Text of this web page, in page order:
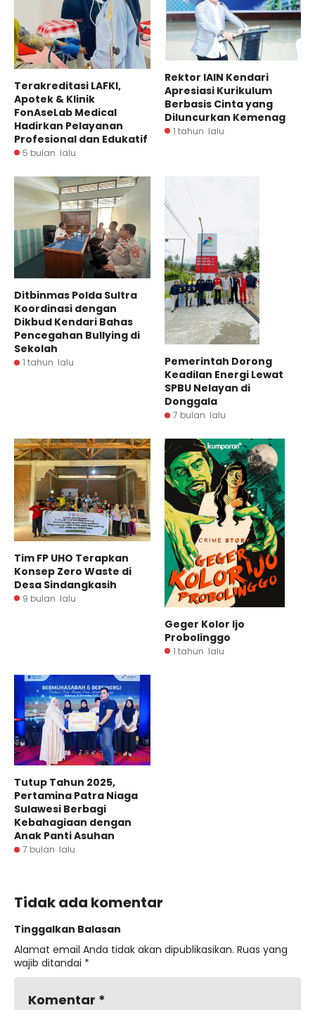
Terakreditasi LAFKI,
Apotek & Klinik
FonAseLab Medical
Hadirkan Pelayanan
Profesional dan Edukatif
5 bulan lalu
Rektor IAIN Kendari
Apresiasi Kurikulum
Berbasis Cinta yang
Diluncurkan Kemenag
1 tahun lalu
Ditbinmas Polda Sultra
Koordinasi dengan
Dikbud Kendari Bahas
Pencegahan Bullying di
Sekolah
1 tahun lalu
Pemerintah Dorong
Keadilan Energi Lewat
SPBU Nelayan di
Donggala
7 bulan lalu
Tim FP UHO Terapkan
Konsep Zero Waste di
Desa Sindangkasih
9 bulan lalu
Geger Kolor Ijo
Probolinggo
1 tahun lalu
Tutup Tahun 2025,
Pertamina Patra Niaga
Sulawesi Berbagi
Kebahagiaan dengan
Anak Panti Asuhan
7 bulan lalu
Tidak ada komentar
Tinggalkan Balasan
Alamat email Anda tidak akan dipublikasikan. Ruas yang
wajib ditandai *
Komentar *